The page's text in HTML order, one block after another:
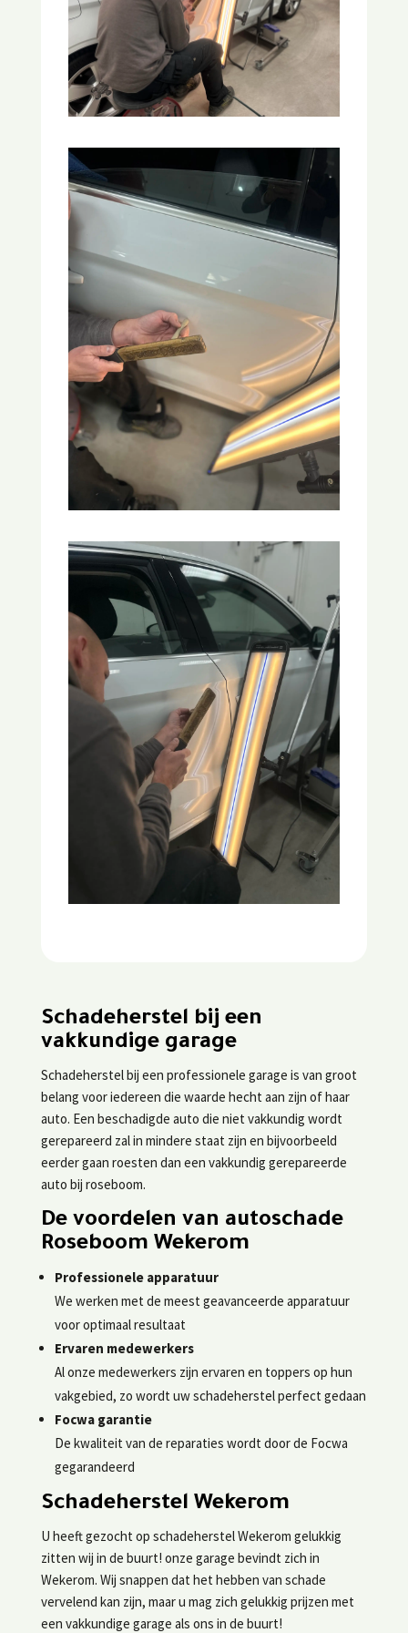
Schadeherstel bij een
vakkundige garage
Schadeherstel bij een professionele garage is van groot
belang voor iedereen die waarde hecht aan zijn of haar
auto. Een beschadigde auto die niet vakkundig wordt
gerepareerd zal in mindere staat zijn en bijvoorbeeld
eerder gaan roesten dan een vakkundig gerepareerde
auto bij roseboom.
De voordelen van autoschade
Roseboom Wekerom
Professionele apparatuur
We werken met de meest geavanceerde apparatuur
voor optimaal resultaat
Ervaren medewerkers
Al onze medewerkers zijn ervaren en toppers op hun
vakgebied, zo wordt uw schadeherstel perfect gedaan
Focwa garantie
De kwaliteit van de reparaties wordt door de Focwa
gegarandeerd
Schadeherstel Wekerom
U heeft gezocht op schadeherstel Wekerom gelukkig
zitten wij in de buurt! onze garage bevindt zich in
Wekerom. Wij snappen dat het hebben van schade
vervelend kan zijn, maar u mag zich gelukkig prijzen met
een vakkundige garage als ons in de buurt!